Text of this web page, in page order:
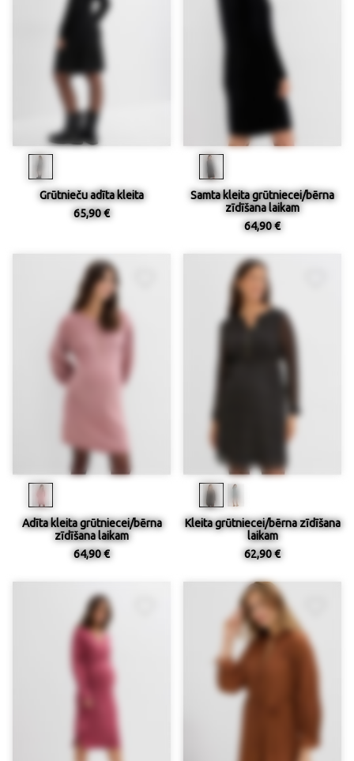
Grūtnieču adīta kleita
65,90 €
Samta kleita grūtniecei/bērna
zīdīšana laikam
64,90 €
Adīta kleita grūtniecei/bērna
zīdīšana laikam
64,90 €
Kleita grūtniecei/bērna zīdīšana
laikam
62,90 €